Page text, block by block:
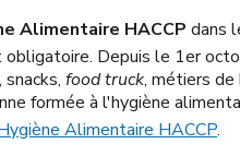
Alimentaire HACCP dans
Depuis le 1er
food truck, métiers de
formée à l'hygiène
Alimentaire HACCP.